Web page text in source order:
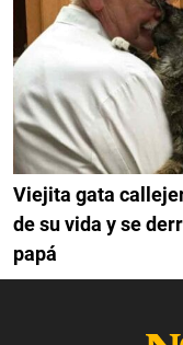
Viejita gata
de su vida y se
papá